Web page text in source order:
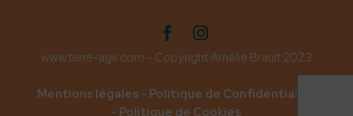
www.terre-agir.com - Copyright Amélie Brault 2023
Mentions légales - Politique de Confidentialité
- Politique de Cookies